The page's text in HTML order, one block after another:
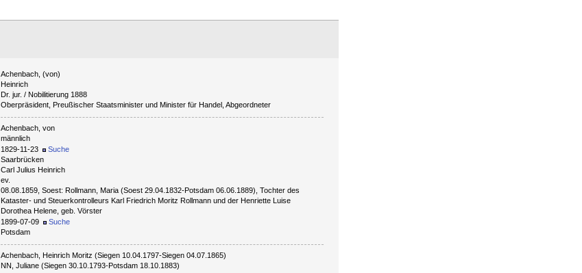
Achenbach, (von)
Heinrich
Dr. jur. / Nobilitierung 1888
Oberpräsident, Preußischer Staatsminister und Minister für Handel, Abgeordneter
Achenbach, von
männlich
1829-11-23
Suche
Saarbrücken
Carl Julius Heinrich
ev.
08.08.1859, Soest: Rollmann, Maria (Soest 29.04.1832-Potsdam 06.06.1889), Tochter des
Kataster- und Steuerkontrolleurs Karl Friedrich Moritz Rollmann und der Henriette Luise
Dorothea Helene, geb. Vörster
1899-07-09
Suche
Potsdam
Achenbach, Heinrich Moritz (Siegen 10.04.1797-Siegen 04.07.1865)
NN, Juliane (Siegen 30.10.1793-Potsdam 18.10.1883)